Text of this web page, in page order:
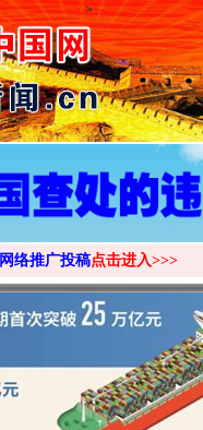
>
网络推广投稿点击进入>>>
全民健